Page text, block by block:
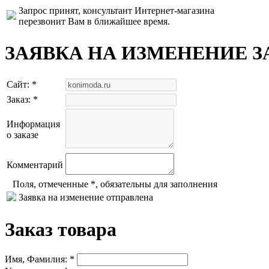
Запрос принят, консультант Интернет-магазина
перезвонит Вам в ближайшее время.
ЗАЯВКА НА ИЗМЕНЕНИЕ
Сайт: *
Заказ: *
Информация
о заказе
Комментарий
Поля, отмеченные *, обязательны для заполнения
Заявка на изменение отправлена
Заказ товара
Имя, Фамилия: *